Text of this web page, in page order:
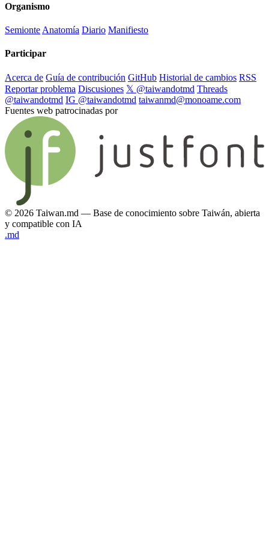
Organismo
Semionte Anatomía Diario Manifiesto
Participar
Acerca de Guía de contribución GitHub Historial de cambios RSS
Reportar problema Discusiones 𝕏 @taiwandotmd Threads
@taiwandotmd IG @taiwandotmd taiwanmd@monoame.com
Fuentes web patrocinadas por
© 2026 Taiwan.md — Base de conocimiento sobre Taiwán, abierta
y compatible con IA
.md